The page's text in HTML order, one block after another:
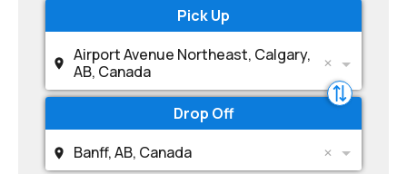
Pick Up
Airport Avenue Northeast, Calgary,
AB, Canada
Drop Off
Banff, AB, Canada